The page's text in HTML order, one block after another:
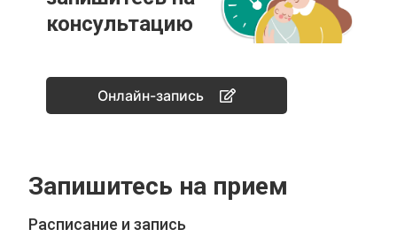
консультацию
Онлайн-запись
Запишитесь на прием
Расписание и запись